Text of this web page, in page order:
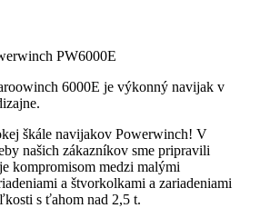
6000E je výkonný navijak v
škále navijakov Powerwinch! V
našich zákazníkov sme pripravili
kompromisom medzi malými
a štvorkolkami a zariadeniami
s ťahom nad 2,5 t.